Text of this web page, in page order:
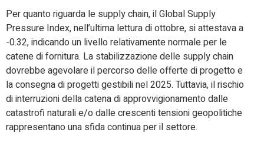
Per quanto riguarda le supply chain, il Global Supply
Pressure Index, nell’ultima lettura di ottobre, si attestava a
-0.32, indicando un livello relativamente normale per le
catene di fornitura. La stabilizzazione delle supply chain
dovrebbe agevolare il percorso delle offerte di progetto e
la consegna di progetti gestibili nel 2025. Tuttavia, il rischio
di interruzioni della catena di approvvigionamento dalle
catastrofi naturali e/o dalle crescenti tensioni geopolitiche
rappresentano una sfida continua per il settore.